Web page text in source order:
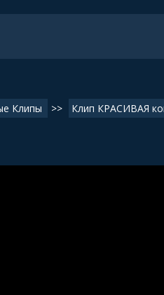
Клипы >> Клип КРАСИВАЯ